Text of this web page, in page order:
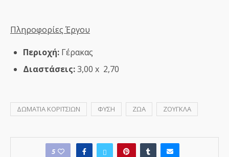
Πληροφορίες Έργου
Περιοχή: Γέρακας
Διαστάσεις:3,00 x 2,70
ΔΩΜΑΤΙΑ ΚΟΡΙΤΣΙΩΝ ΦΥΣΗ ΖΩΑ ΖΟΥΓΚΛΑ
5